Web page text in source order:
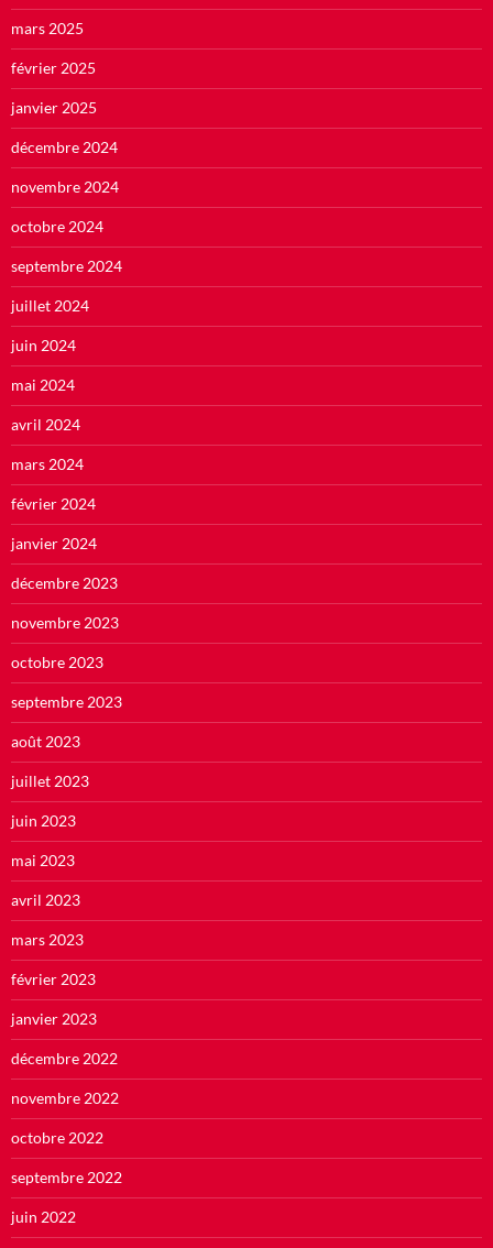
mars 2025
février 2025
janvier 2025
décembre 2024
novembre 2024
octobre 2024
septembre 2024
juillet 2024
juin 2024
mai 2024
avril 2024
mars 2024
février 2024
janvier 2024
décembre 2023
novembre 2023
octobre 2023
septembre 2023
août 2023
juillet 2023
juin 2023
mai 2023
avril 2023
mars 2023
février 2023
janvier 2023
décembre 2022
novembre 2022
octobre 2022
septembre 2022
juin 2022